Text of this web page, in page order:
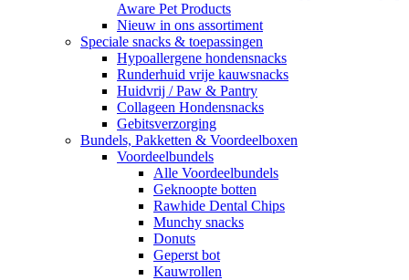
Aware Pet Products
Nieuw in ons assortiment
Speciale snacks & toepassingen
Hypoallergene hondensnacks
Runderhuid vrije kauwsnacks
Huidvrij / Paw & Pantry
Collageen Hondensnacks
Gebitsverzorging
Bundels, Pakketten & Voordeelboxen
Voordeelbundels
Alle Voordeelbundels
Geknoopte botten
Rawhide Dental Chips
Munchy snacks
Donuts
Geperst bot
Kauwrollen